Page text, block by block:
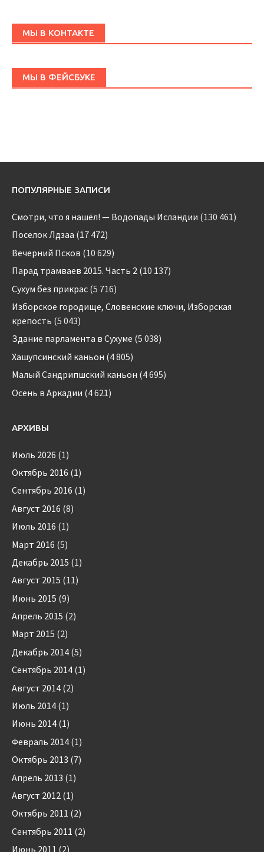
МЫ В КОНТАКТЕ
МЫ В ФЕЙСБУКЕ
ПОПУЛЯРНЫЕ ЗАПИСИ
Смотри, что я нашёл! — Водопады Исландии (130 461)
Поселок Лдзаа (17 472)
Вечерний Псков (10 629)
Парад трамваев 2015. Часть 2 (10 137)
Сухум без прикрас (5 716)
Изборское городище, Словенские ключи, Изборская
крепость (5 043)
Здание парламента в Сухуме (5 038)
Хашупсинский каньон (4 805)
Малый Сандрипшский каньон (4 695)
Осень в Аркадии (4 621)
АРХИВЫ
Июль 2026 (1)
Октябрь 2016 (1)
Сентябрь 2016 (1)
Август 2016 (8)
Июль 2016 (1)
Март 2016 (5)
Декабрь 2015 (1)
Август 2015 (11)
Июнь 2015 (9)
Апрель 2015 (2)
Март 2015 (2)
Декабрь 2014 (5)
Сентябрь 2014 (1)
Август 2014 (2)
Июль 2014 (1)
Июнь 2014 (1)
Февраль 2014 (1)
Октябрь 2013 (7)
Апрель 2013 (1)
Август 2012 (1)
Октябрь 2011 (2)
Сентябрь 2011 (2)
Июнь 2011 (2)